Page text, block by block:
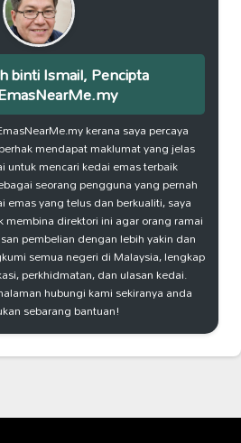
binti Ismail, Pencipta
kerana saya percaya
mendapat maklumat yang jelas
untuk mencari kedai emas terbaik
seorang pengguna yang pernah
emas yang telus dan berkualiti, saya
direktori ini agar orang ramai
pembelian dengan lebih yakin dan
semua negeri di Malaysia, lengkap
perkhidmatan, dan ulasan kedai.
hubungi kami sekiranya anda
sebarang bantuan!